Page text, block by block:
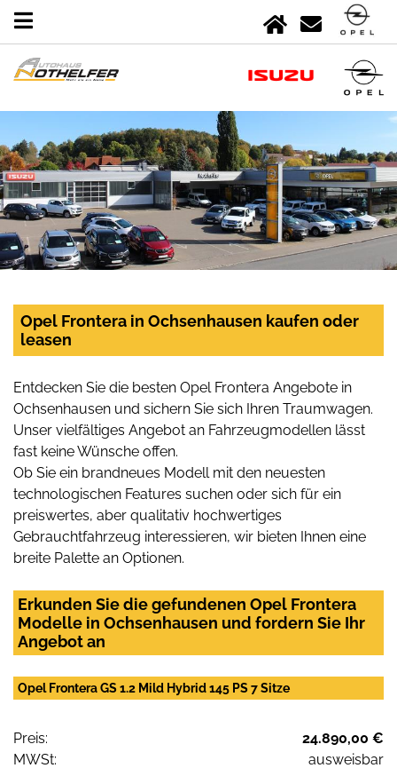
Opel Frontera in Ochsenhausen kaufen oder
leasen
Entdecken Sie die besten Opel Frontera Angebote in
Ochsenhausen und sichern Sie sich Ihren Traumwagen.
Unser vielfältiges Angebot an Fahrzeugmodellen lässt
fast keine Wünsche offen.
Ob Sie ein brandneues Modell mit den neuesten
technologischen Features suchen oder sich für ein
preiswertes, aber qualitativ hochwertiges
Gebrauchtfahrzeug interessieren, wir bieten Ihnen eine
breite Palette an Optionen.
Erkunden Sie die gefundenen Opel Frontera
Modelle in Ochsenhausen und fordern Sie Ihr
Angebot an
Opel Frontera GS 1.2 Mild Hybrid 145 PS 7 Sitze
Preis:
24.890,00 €
MWSt:
ausweisbar